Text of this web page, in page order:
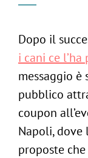
Dopo il
i cani ce l’ha
messaggio
pubblico
coupon
Napoli,
proposte